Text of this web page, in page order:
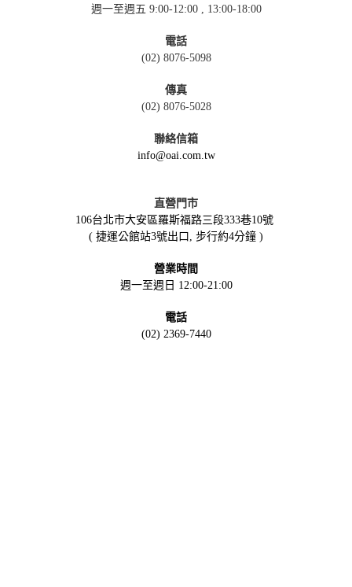
週一至週五 9:00-12:00 , 13:00-18:00
電話
(02) 8076-5098
傳真
(02) 8076-5028
聯絡信箱
info@oai.com.tw
直營門市
106台北市大安區羅斯福路三段333巷10號
( 捷運公館站3號出口, 步行約4分鐘 )
營業時間
週一至週日 12:00-21:00
電話
(02) 2369-7440